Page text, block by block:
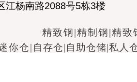
精致钢|精制钢|精致
你仓| 自存仓|自助仓储|私人
南路2088号5栋3楼